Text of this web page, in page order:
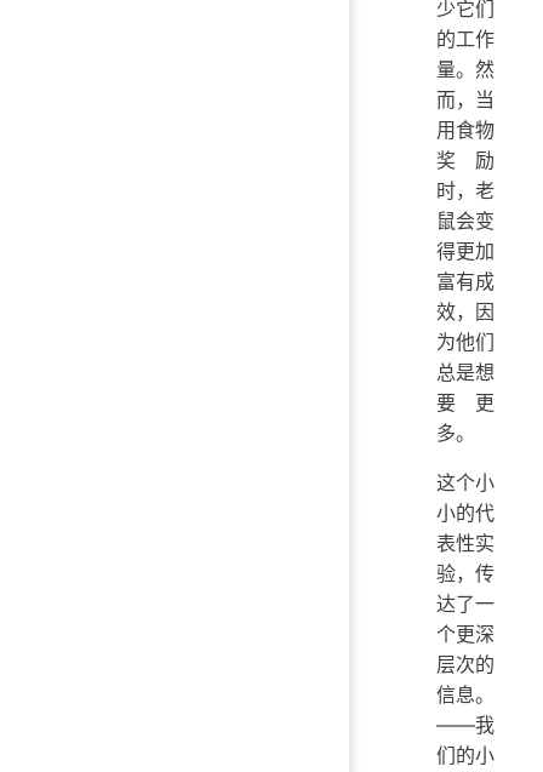
少它们
的工作
量。然
而，当
用食物
奖励
时，老
鼠会变
得更加
富有成
效，因
为他们
总是想
要更
多。
这个小
小的代
表性实
验，传
达了一
个更深
层次的
信息。
——我
们的小